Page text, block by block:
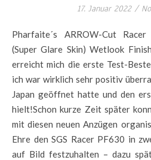
17. Januar 2022 /
Pharfaite´s ARROW-Cut Racer Back Badeanzugim SGS
(Super Glare Skin) Wetlook
erreicht mich die erste Test-
ich war wirklich sehr positiv
Japan geöffnet hatte und den
hielt!Schon kurze Zeit später
mit diesen neuen Anzügen
Ehre den SGS Racer PF630 in
auf Bild festzuhalten – dazu